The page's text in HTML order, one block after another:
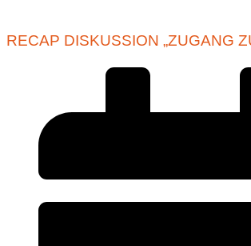
RECAP DISKUSSION „ZUGANG